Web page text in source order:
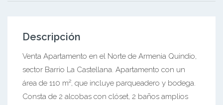
Descripción
Venta Apartamento en el Norte de Armenia Quindio,
sector Barrio La Castellana. Apartamento con un
área de 110 m², que incluye parqueadero y bodega.
Consta de 2 alcobas con clóset, 2 baños amplios